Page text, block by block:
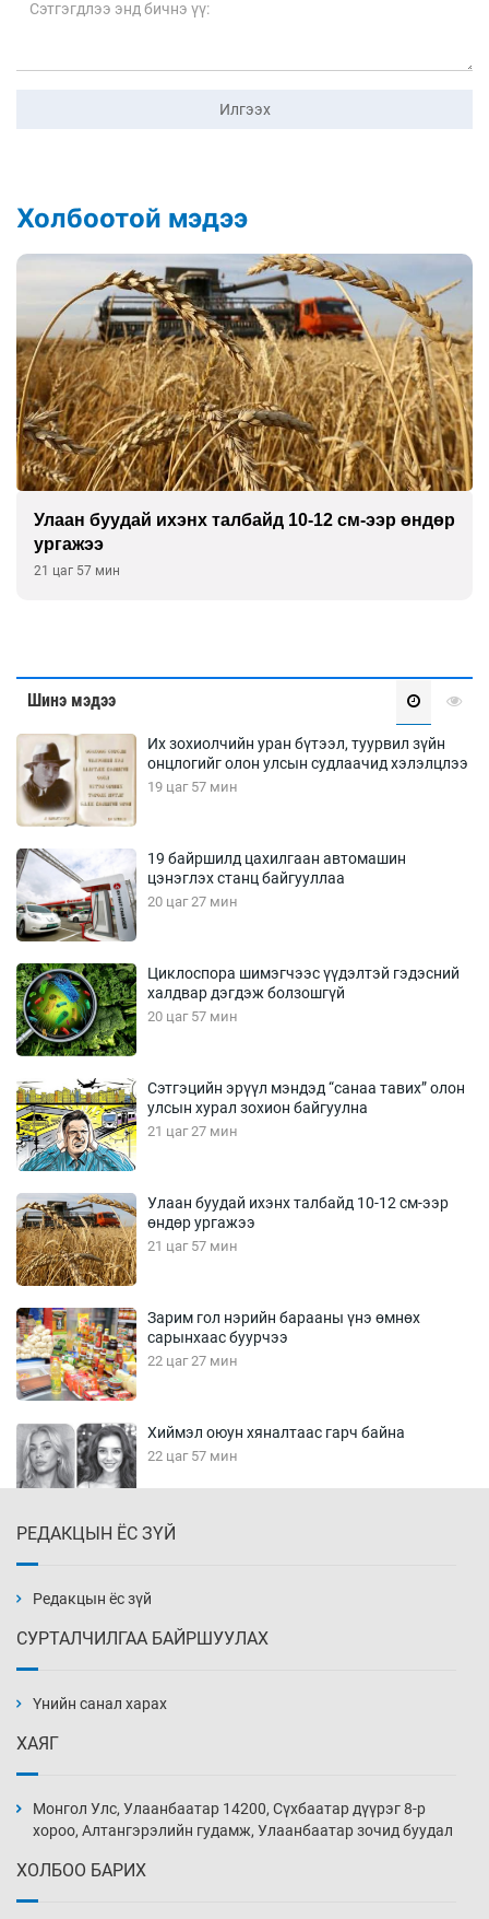
Илгээх
Холбоотой мэдээ
Улаан буудай ихэнх талбайд 10-12 см-ээр өндөр
ургажээ
21 цаг 57 мин
Шинэ мэдээ
Их зохиолчийн уран бүтээл, туурвил зүйн
онцлогийг олон улсын судлаачид хэлэлцлээ
19 цаг 57 мин
19 байршилд цахилгаан автомашин
цэнэглэх станц байгууллаа
20 цаг 27 мин
Циклоспора шимэгчээс үүдэлтэй гэдэсний
халдвар дэгдэж болзошгүй
20 цаг 57 мин
Сэтгэцийн эрүүл мэндэд “санаа тавих” олон
улсын хурал зохион байгуулна
21 цаг 27 мин
Улаан буудай ихэнх талбайд 10-12 см-ээр
өндөр ургажээ
21 цаг 57 мин
Зарим гол нэрийн барааны үнэ өмнөх
сарынхаас буурчээ
22 цаг 27 мин
Хиймэл оюун хяналтаас гарч байна
22 цаг 57 мин
23 цаг 27 мин
нэмэгджээ
23 цаг 57 мин
РЕДАКЦЫН ЁС ЗҮЙ
Редакцын ёс зүй
СУРТАЛЧИЛГАА БАЙРШУУЛАХ
Үнийн санал харах
ХАЯГ
Монгол Улс, Улаанбаатар 14200, Сүхбаатар дүүрэг 8-р
хороо, Алтангэрэлийн гудамж, Улаанбаатар зочид буудал
ХОЛБОО БАРИХ